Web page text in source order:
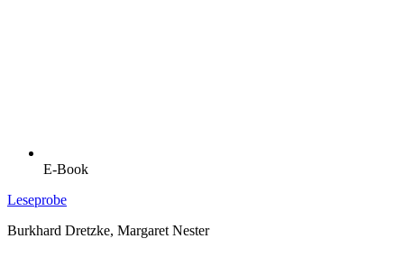
E-Book
Leseprobe
Burkhard Dretzke, Margaret Nester